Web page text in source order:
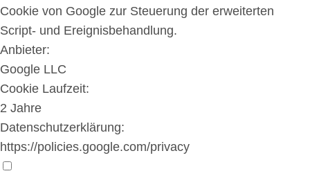
Cookie von Google zur Steuerung der erweiterten
Script- und Ereignisbehandlung.
Anbieter:
Google LLC
Cookie Laufzeit:
2 Jahre
Datenschutzerklärung:
https://policies.google.com/privacy